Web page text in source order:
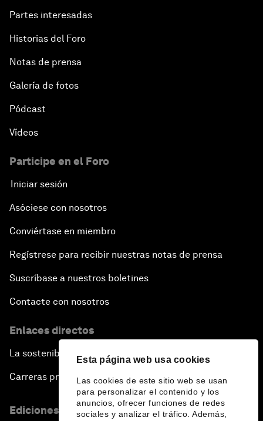
Esta página web usa cookies
Las cookies de este sitio web se usan
para personalizar el contenido y los
anuncios, ofrecer funciones de redes
sociales y analizar el tráfico. Además,
Partes interesadas
Historias del Foro
Notas de prensa
Galería de fotos
Pódcast
Vídeos
Participe en el Foro
Iniciar sesión
Asóciese con nosotros
Conviértase en miembro
Regístrese para recibir nuestras notas de prensa
Suscríbase a nuestros boletines
Contacte con nosotros
Enlaces directos
La sostenibilidad en el Foro
Carreras profesionales
Ediciones en otros idiomas